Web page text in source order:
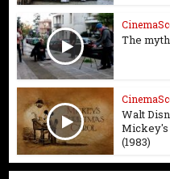
The
Walt
Mickey's
(1983)